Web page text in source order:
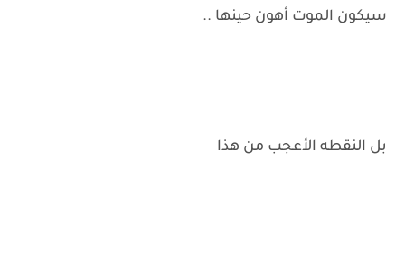
سيكون الموت أهون حينها ..
بل النقطه الأعجب من هذا